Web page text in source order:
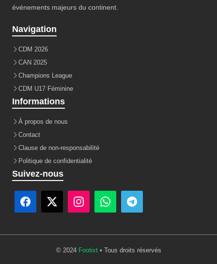
événements majeurs du continent.
Navigation
CDM 2026
CAN 2025
Champions League
CDM U17 Féminine
Informations
À propos de nous
Contact
Clause de non-responsabilité
Politique de confidentialité
Suivez-nous
© 2024 Footixt• Tous droits réservés